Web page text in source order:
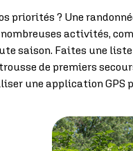
priorités ? Une
activités,
saison. Faites une liste
de premiers
une application GPS